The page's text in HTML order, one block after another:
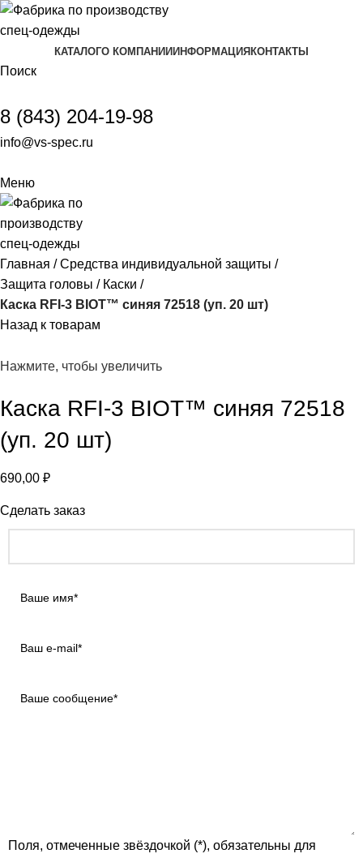
КАТАЛОГО КОМПАНИИ ИНФОРМАЦИЯ КОНТАКТЫ
Поиск
8 (843) 204-19-98
info@vs-spec.ru
Меню
Главная
Средства индивидуальной защиты
Защита головы
Каски
Каска RFI-3 BIOT™ синяя 72518 (уп. 20 шт)
Назад к товарам
Нажмите, чтобы увеличить
Каска RFI-3 BIOT™ синяя 72518
(уп. 20 шт)
690,00 ₽
Сделать заказ
Поля, отмеченные звёздочкой (*), обязательны для